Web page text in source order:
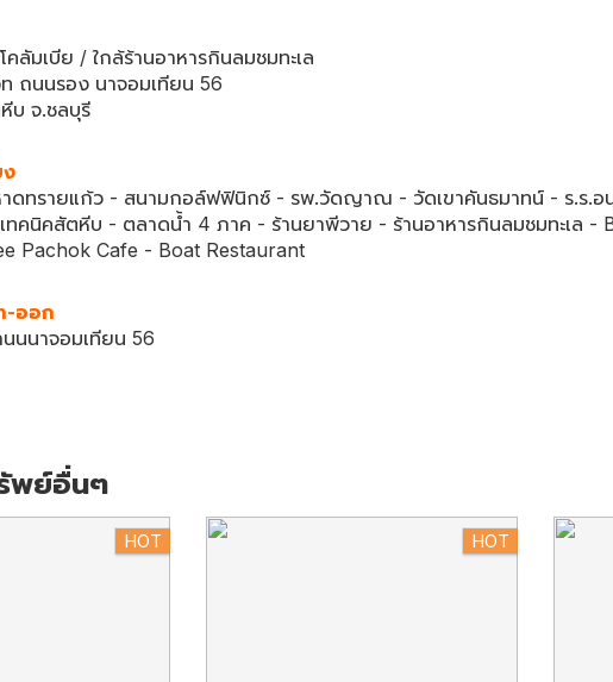
ลัมเบีย / ใกล้ร้านอาหารกินลมชมทะเล
ถนนรอง นาจอมเทียน 56
บ จ.ชลบุรี
ง
าดทรายแก้ว - สนามกอล์ฟฟินิกซ์ - รพ.วัดญาณ - วัดเขาคันธมาทน์ - ร.ร.อ
ทคนิคสัตหีบ - ตลาดน้ำ 4 ภาค - ร้านยาพีวาย - ร้านอาหารกินลมชมทะเล -
Pachok Cafe - Boat Restaurant
-ออก
นนาจอมเทียน 56
พย์อื่นๆ
HOT HOT